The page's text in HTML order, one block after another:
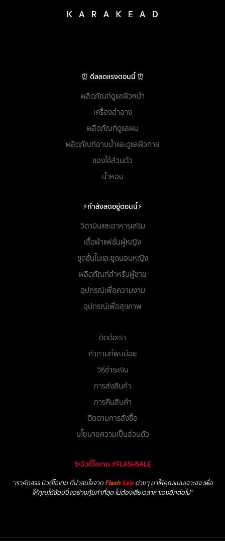
⏰ ดีลลดแรงตอนนี้ ⏰
ผลิตภัณฑ์ดูแลผิวหน้า
เครื่องสำอาง
ผลิตภัณฑ์ดูแลผม
ผลิตภัณฑ์อาบน้ำและดูแลผิวกาย
ของใช้ส่วนตัว
น้ำหอม
⚡กำลังลดอยู่ตอนนี้⚡
วิตามินและอาหารเสริม
เสื้อผ้าแฟชั่นผู้หญิง
ชุดชั้นในและชุดนอนหญิง
ผลิตภัณฑ์สำหรับผู้ชาย
อุปกรณ์เพื่อความงาม
อุปกรณ์เพื่อสุขภาพ
ติดต่อเรา
คำถามที่พบบ่อย
วิธีชำระเงิน
การส่งสินค้า
การคืนสินค้า
ติดตามการสั่งซื้อ
นโยบายความเป็นส่วนตัว
✨บิวตี้ไอเทม ⚡FLASHSALE
“เราคัดสรร บิวตี้ไอเทม ที่น่าสนใจจาก FlashSaleต่างๆ มาให้คุณแบบเจาะจง เพื่อ
ให้คุณได้ช้อปปิ้งอย่างคุ้มค่าที่สุด ไม่ต้องเสียเวลาหาเองอีกต่อไป”